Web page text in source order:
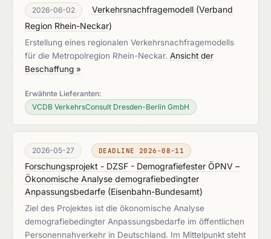
2026-06-02 Verkehrsnachfragemodell (Verband
Region Rhein-Neckar)
Erstellung eines regionalen Verkehrsnachfragemodells
für die Metropolregion Rhein-Neckar. Ansicht der
Beschaffung »
Erwähnte Lieferanten:
VCDB VerkehrsConsult Dresden-Berlin GmbH
2026-05-27 DEADLINE 2026-08-11
Forschungsprojekt - DZSF - Demografiefester ÖPNV –
Ökonomische Analyse demografiebedingter
Anpassungsbedarfe (Eisenbahn-Bundesamt)
Ziel des Projektes ist die ökonomische Analyse
demografiebedingter Anpassungsbedarfe im öffentlichen
Personennahverkehr in Deutschland. Im Mittelpunkt steht